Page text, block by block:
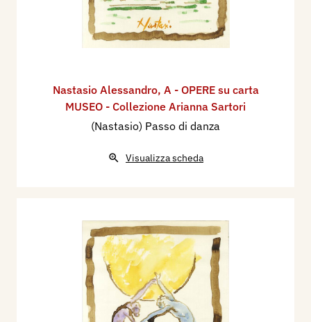
Nastasio Alessandro, A - OPERE su carta
MUSEO - Collezione Arianna Sartori
(Nastasio) Passo di danza
Visualizza scheda